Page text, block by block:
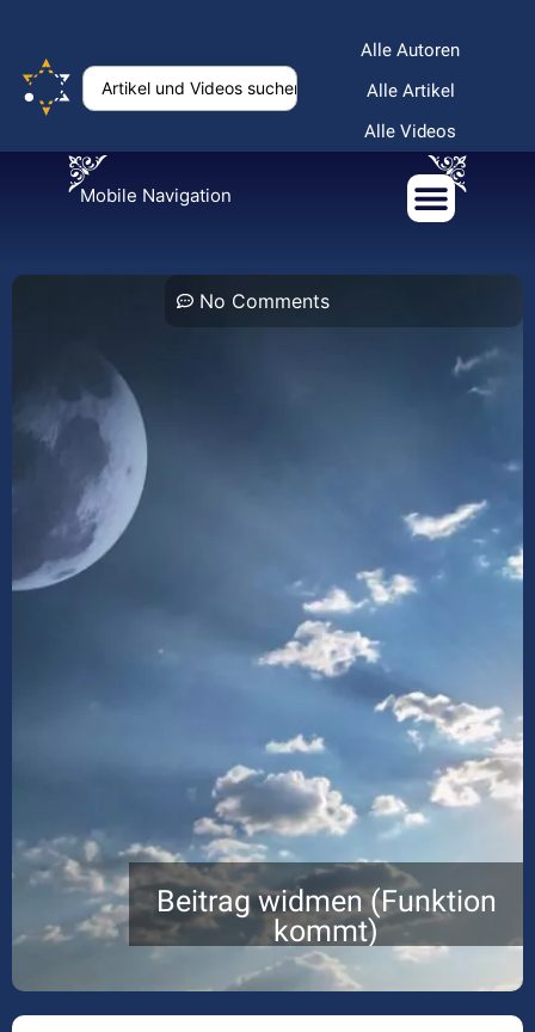
Alle Autoren
Alle Artikel
Alle Videos
Mobile Navigation
No Comments
Beitrag widmen (Funktion
kommt)